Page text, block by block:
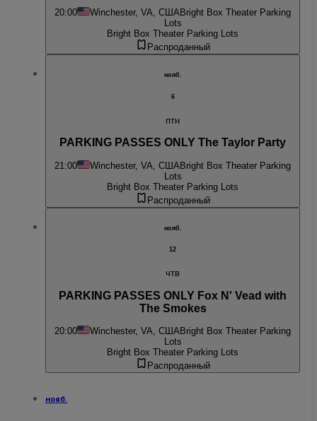
20:00 Winchester, VA, СШАBright Box Theater Parking
Lots
Bright Box Theater Parking Lots
Распроданный
нояб.
6
птн
PARKING PASSES ONLY The Taylor Party
21:00 Winchester, VA, США Bright Box Theater Parking
Lots
Bright Box Theater Parking Lots
Распроданный
нояб.
12
чтв
PARKING PASSES ONLY Fox N' Vead with
The Smokes
20:00 Winchester, VA, СШАBright Box Theater Parking
Lots
Bright Box Theater Parking Lots
Распроданный
нояб.